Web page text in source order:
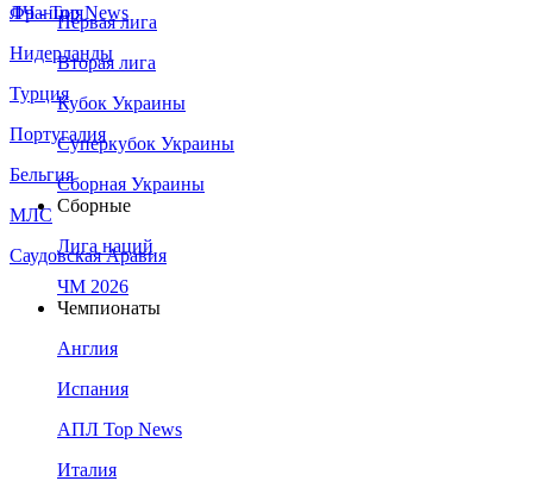
Франция
Нидерланды
Турция
Португалия
Бельгия
МЛС
Саудовская Аравия
ЛЧ - Top News
Первая лига
Вторая лига
Кубок Украины
Суперкубок Украины
Сборная Украины
Сборные
Лига наций
ЧМ 2026
Чемпионаты
Англия
Испания
АПЛ Top News
Италия